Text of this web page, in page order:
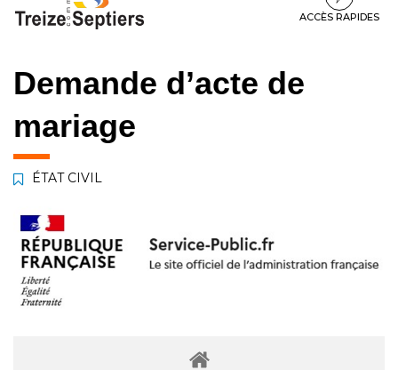
contenu
pied
ACCÈS RAPIDES
Demande d’acte de
mariage
ÉTAT CIVIL